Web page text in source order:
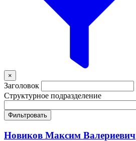
×
Заголовок
Структурное подразделение
Фильтровать
Новиков Максим Валериевич